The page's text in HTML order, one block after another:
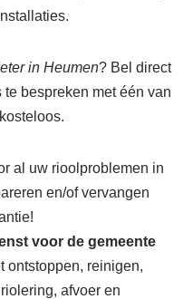
in Heumen? Bel direct
te bespreken met één van
al uw rioolproblemen in
en/of vervangen
voor de gemeente
ontstoppen, reinigen,
afvoer en